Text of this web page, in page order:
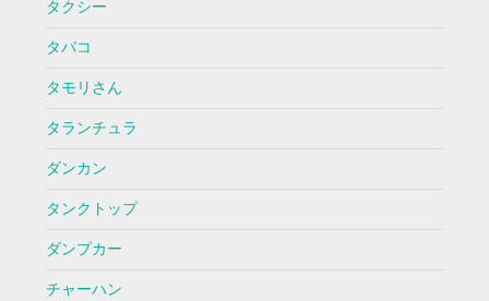
タクシー
タバコ
タモリさん
タランチュラ
ダンカン
タンクトップ
ダンプカー
チャーハン